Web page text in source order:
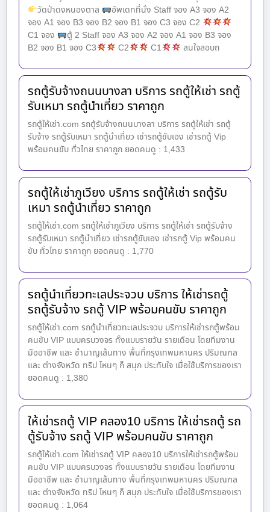
วัดป่าดงหนองตาล
อัพเดทที่นั่ง Staff จอง A3 จอง A2
จอง A1 จอง B3 จอง B2 จอง B1 จอง C3 จอง C2
C1 จอง
ตู้ 2 Staff จอง A3 จอง A2 จอง A1 จอง B3 จอง
B2 จอง B1 จอง C3
C2 C1 สนใจสอบถ
รถตู้รับจ้างถนนบางลา บริการ รถตู้ให้เช่า รถตู้
รับเหมา รถตู้นำเที่ยว ราคาถูก
รถตู้ให้เช่า.com รถตู้รับจ้างถนนบางลา บริการ รถตู้ให้เช่า รถตู้
รับจ้าง รถตู้รับเหมา รถตู้นำเที่ยว เช่ารถตู้ขับเอง เช่ารถตู้ Vip
พร้อมคนขับ ทั่วไทย ราคาถูก ยอดคนดู : 1,433
รถตู้ให้เช่าภูเวียง บริการ รถตู้ให้เช่า รถตู้รับ
เหมา รถตู้นำเที่ยว ราคาถูก
รถตู้ให้เช่า.com รถตู้ให้เช่าภูเวียง บริการ รถตู้ให้เช่า รถตู้รับจ้าง
รถตู้รับเหมา รถตู้นำเที่ยว เช่ารถตู้ขับเอง เช่ารถตู้ Vip พร้อมคน
ขับ ทั่วไทย ราคาถูก ยอดคนดู : 1,770
รถตู้นำเที่ยวทะเลประจวบ บริการ ให้เช่ารถตู้
รถตู้รับจ้าง รถตู้ VIP พร้อมคนขับ ราคาถูก
รถตู้ให้เช่า.com รถตู้นำเที่ยวทะเลประจวบ บริการให้เช่ารถตู้พร้อม
คนขับ VIP แบบครบวงจร ทั้งแบบรายวัน รายเดือน โดยทีมงาน
มืออาชีพ และ ชำนาญเส้นทาง พื้นที่กรุงเทพมหานคร ปริมณฑล
และ ต่างจังหวัด ทริป ไหนๆ ก็ สนุก ประทับใจ เมื่อใช้บริการของเรา
ยอดคนดู : 1,380
ให้เช่ารถตู้ VIP คลอง10 บริการ ให้เช่ารถตู้ รถ
ตู้รับจ้าง รถตู้ VIP พร้อมคนขับ ราคาถูก
รถตู้ให้เช่า.com ให้เช่ารถตู้ VIP คลอง10 บริการให้เช่ารถตู้พร้อม
คนขับ VIP แบบครบวงจร ทั้งแบบรายวัน รายเดือน โดยทีมงาน
มืออาชีพ และ ชำนาญเส้นทาง พื้นที่กรุงเทพมหานคร ปริมณฑล
และ ต่างจังหวัด ทริป ไหนๆ ก็ สนุก ประทับใจ เมื่อใช้บริการของเรา
ยอดคนดู : 1,064